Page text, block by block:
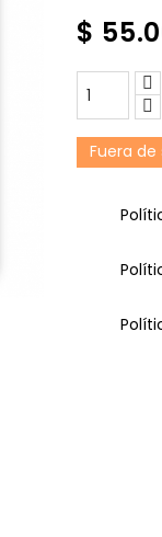
$
Fuera